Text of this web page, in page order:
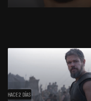
HACE 2 DÍAS